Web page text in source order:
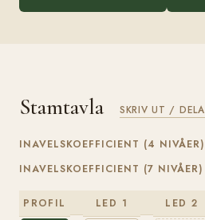
Stamtavla SKRIV UT / DELA
INAVELSKOEFFICIENT (4 NIVÅER)
INAVELSKOEFFICIENT (7 NIVÅER)
PROFIL LED 1 LED 2